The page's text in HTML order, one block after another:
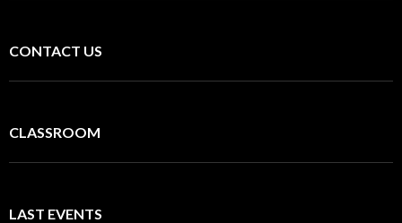
CONTACT US
CLASSROOM
LAST EVENTS